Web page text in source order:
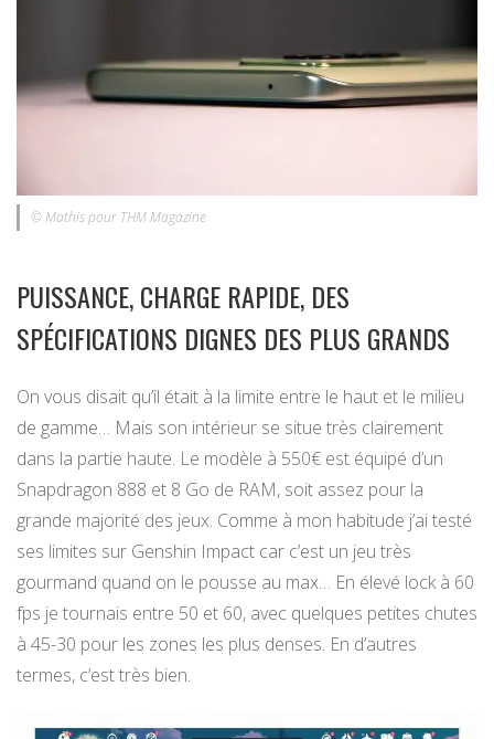
© Mathis pour THM Magazine
PUISSANCE, CHARGE RAPIDE, DES
SPÉCIFICATIONS DIGNES DES PLUS GRANDS
On vous disait qu’il était à la limite entre le haut et le milieu
de gamme… Mais son intérieur se situe très clairement
dans la partie haute. Le modèle à 550€ est équipé d’un
Snapdragon 888 et 8 Go de RAM, soit assez pour la
grande majorité des jeux. Comme à mon habitude j’ai testé
ses limites sur Genshin Impact car c’est un jeu très
gourmand quand on le pousse au max… En élevé lock à 60
fps je tournais entre 50 et 60, avec quelques petites chutes
à 45-30 pour les zones les plus denses. En d’autres
termes, c’est très bien.